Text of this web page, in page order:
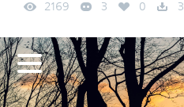
2169 3 0 3